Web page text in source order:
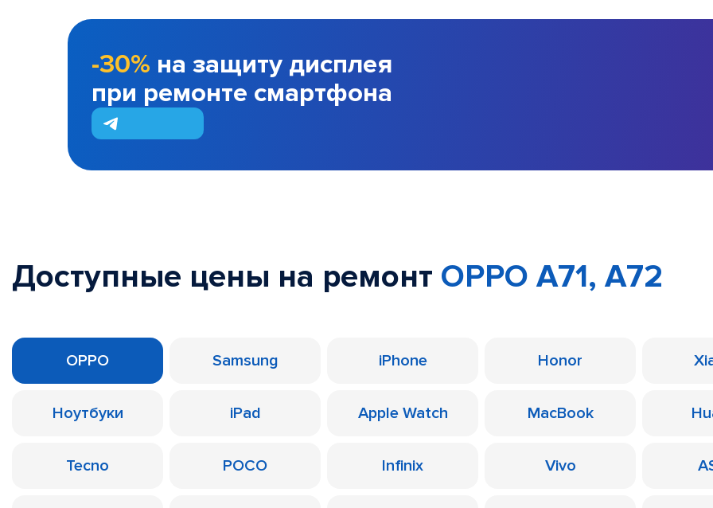
-30% на защиту дисплея
при ремонте смартфона
Доступные цены на ремонт OPPO A71, A72
OPPO Samsung iPhone Honor
Ноутбуки iPad Apple Watch MacBook
Tecno POCO Infinix Vivo